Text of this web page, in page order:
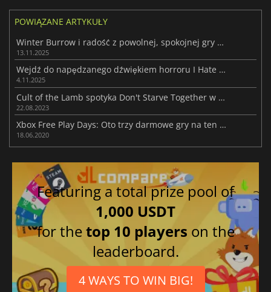
POWIĄZANE ARTYKUŁY
Winter Burrow i radość z powolnej, spokojnej gry o przetrwaniu
13.11.2025
Wejdź do napędzanego dźwiękiem horroru I Hate This Place
4.11.2025
Cult of the Lamb spotyka Don't Starve Together w crossoverze
22.08.2023
Xbox Free Play Days: Oto trzy darmowe gry na ten weekend
18.06.2020
Featuring a total prize pool of
1,000 USDT
for thetop 10 players on the
leaderboard.
4 WAYS TO WIN BIG!